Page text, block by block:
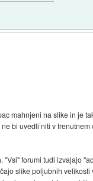
mahnjeni na slike in je
bi uvedli niti v
forumi tudi izvajajo
slike poljubnih